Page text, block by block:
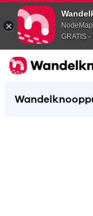
GRATIS